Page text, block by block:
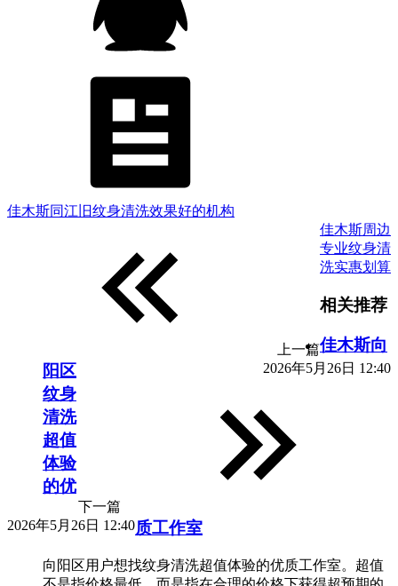
佳木斯同江旧纹身清洗效果好的机构
上一篇
2026年5月26日 12:40
佳木斯周边
专业纹身清
洗实惠划算
下一篇
2026年5月26日 12:40
相关推荐
佳木斯向
阳区
纹身
清洗
超值
体验
的优
质工作室
向阳区用户想找纹身清洗超值体验的优质工作室。超值